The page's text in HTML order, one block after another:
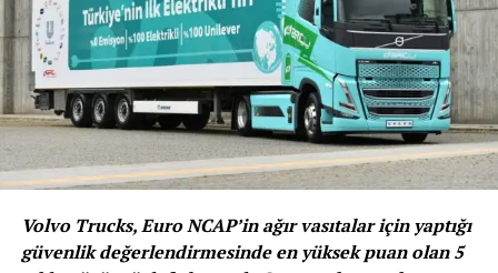
Volkswagen Ticari Araç internet sitesinden
edinilebiliyor.
KREDİ TUTARI VADE KAMPANYA FAİZ ORANI – %
12
0,44
18
0,80
Volvo Trucks, Euro NCAP’in ağır vasıtalar için yaptığı
güvenlik değerlendirmesinde en yüksek puan olan 5